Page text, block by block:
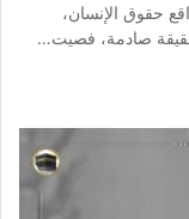
حقوق الإنسان،
صادمة، فصيت…